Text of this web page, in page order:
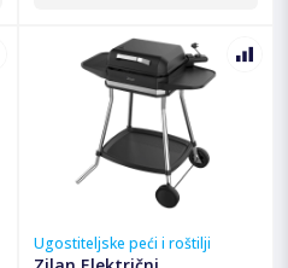
Ugostiteljske peći i roštilji